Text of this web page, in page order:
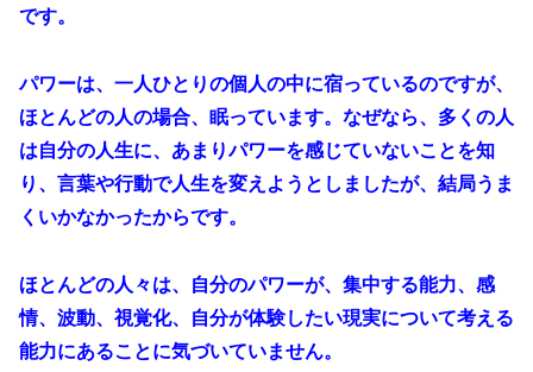
です。
パワーは、一人ひとりの個人の中に宿っているのですが、
ほとんどの人の場合、眠っています。なぜなら、多くの人
は自分の人生に、あまりパワーを感じていないことを知
り、言葉や行動で人生を変えようとしましたが、結局うま
くいかなかったからです。
ほとんどの人々は、自分のパワーが、集中する能力、感
情、波動、視覚化、自分が体験したい現実について考える
能力にあることに気づいていません。